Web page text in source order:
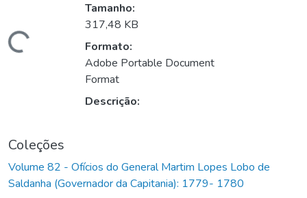
Carregando...
Tamanho:
317,48 KB
Formato:
Adobe Portable Document
Format
Descrição:
Coleções
Volume 82 - Ofícios do General Martim Lopes Lobo de
Saldanha (Governador da Capitania): 1779- 1780